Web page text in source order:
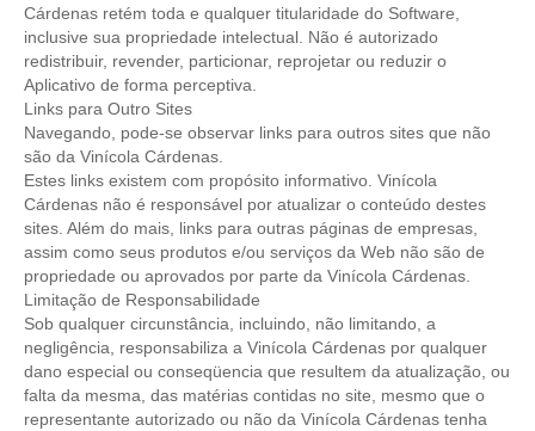
Cárdenas retém toda e qualquer titularidade do Software,
inclusive sua propriedade intelectual. Não é autorizado
redistribuir, revender, particionar, reprojetar ou reduzir o
Aplicativo de forma perceptiva.
Links para Outro Sites
Navegando, pode-se observar links para outros sites que não
são da Vinícola Cárdenas.
Estes links existem com propósito informativo. Vinícola
Cárdenas não é responsável por atualizar o conteúdo destes
sites. Além do mais, links para outras páginas de empresas,
assim como seus produtos e/ou serviços da Web não são de
propriedade ou aprovados por parte da Vinícola Cárdenas.
Limitação de Responsabilidade
Sob qualquer circunstância, incluindo, não limitando, a
negligência, responsabiliza a Vinícola Cárdenas por qualquer
dano especial ou conseqüencia que resultem da atualização, ou
falta da mesma, das matérias contidas no site, mesmo que o
representante autorizado ou não da Vinícola Cárdenas tenha